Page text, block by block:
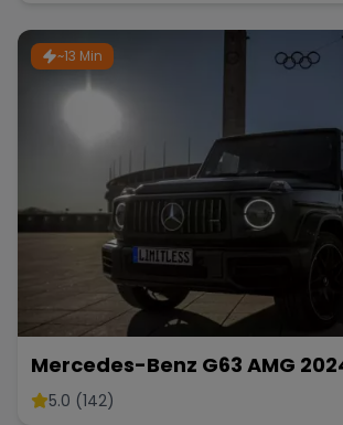
~13 Min
Mercedes-Benz G63 AMG
mieten SUV G-Klasse G 63
5.0 (142)